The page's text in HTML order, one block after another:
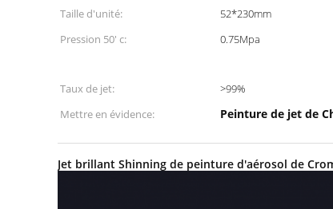
Taille d'unité:
52*230mm
Pression 50' c:
0.75Mpa
Taux de jet:
>99%
Mettre en évidence:
Peinture de jet de
Jet brillant Shinning de peinture d'aérosol de